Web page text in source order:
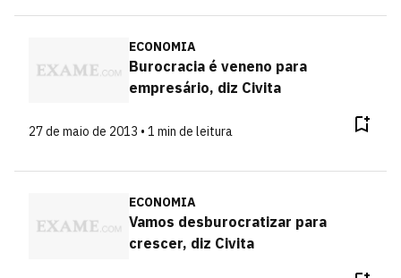
ECONOMIA
Burocracia é veneno para
empresário, diz Civita
27 de maio de 2013 • 1 min de leitura
ECONOMIA
Vamos desburocratizar para
crescer, diz Civita